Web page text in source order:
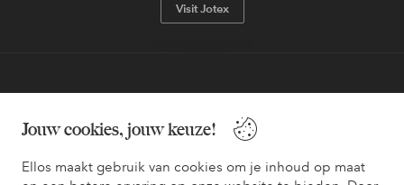
Jouw cookies, jouw keuze!
Ellos maakt gebruik van cookies om je inhoud op maat
Visit Jotex
Wil je meer weten over
onze betaalopties